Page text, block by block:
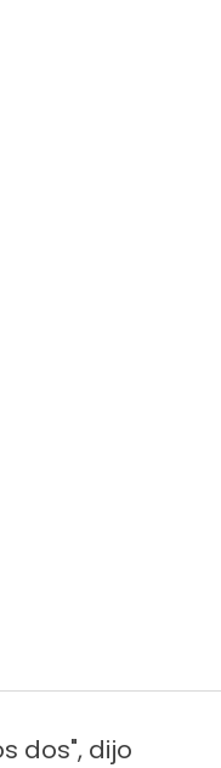
dos", dijo